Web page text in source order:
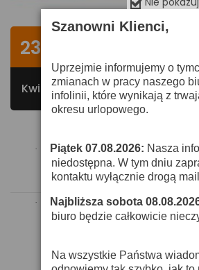
23
Kwi
Rozdajemy bony -
Regulamin
0
Szanowni Klienci,
Uprzejmie informujemy o
zmianach w pracy naszego
infolinii, które wynikają z
okresu urlopowego.
· Piątek 07.08.2026: Nasza
niedostępna. W tym dniu
kontaktu wyłącznie drogą
· Najbliższa sobota
biuro będzie całkowicie
Na wszystkie Państwa